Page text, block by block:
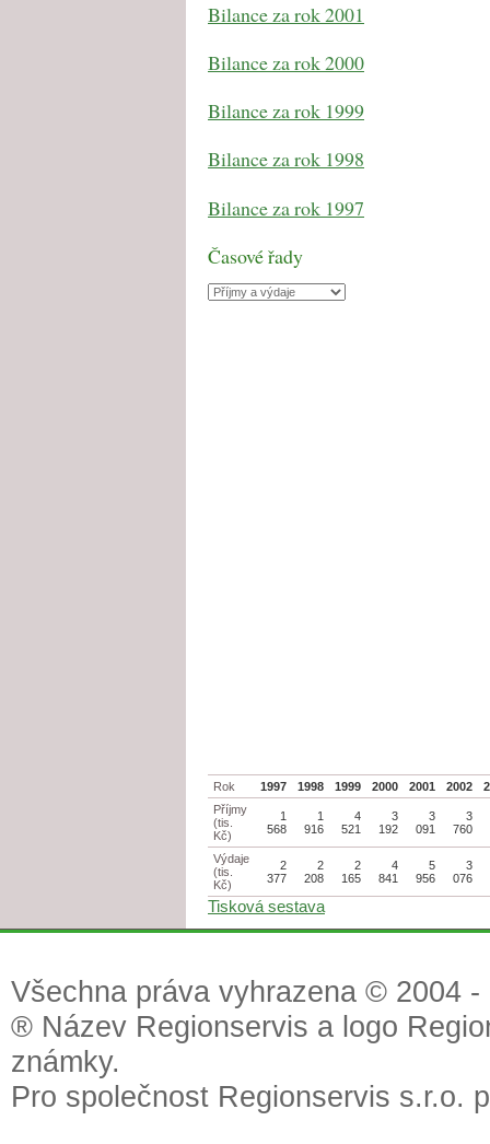
Bilance za rok 2001
Bilance za rok 2000
Bilance za rok 1999
Bilance za rok 1998
Bilance za rok 1997
Časové řady
Rok 1997 1998 1999 2000 2001 2002
Příjmy
(tis.
Kč)
1
568
1
916
4
521
3
192
3
091
3
760
Výdaje
(tis.
Kč)
2
377
2
208
2
165
4
841
5
956
3
076
Tisková sestava
Všechna práva vyhrazena © 2004
® Název Regionservis a logo
známky.
Pro společnost Regionservis s.r.o.